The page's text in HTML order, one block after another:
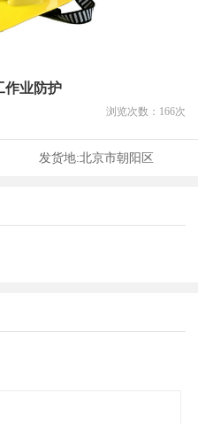
作业防护
浏览次数： 166次
发货地:北京市朝阳区